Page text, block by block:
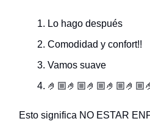
Lo hago después
Comodidad y confort!!
Vamos suave
Esto significa NO ESTAR